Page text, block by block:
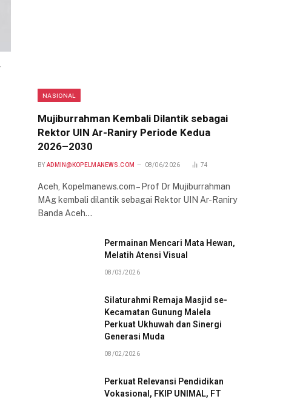
NASIONAL
Mujiburrahman Kembali Dilantik sebagai
Rektor UIN Ar-Raniry Periode Kedua
2026–2030
BY ADMIN@KOPELMANEWS.COM 08/06/2026 74
Aceh, Kopelmanews.com – Prof Dr Mujiburrahman
MAg kembali dilantik sebagai Rektor UIN Ar-Raniry
Banda Aceh…
Permainan Mencari Mata Hewan,
Melatih Atensi Visual
08/03/2026
Silaturahmi Remaja Masjid se-
Kecamatan Gunung Malela
Perkuat Ukhuwah dan Sinergi
Generasi Muda
08/02/2026
Perkuat Relevansi Pendidikan
Vokasional, FKIP UNIMAL, FT